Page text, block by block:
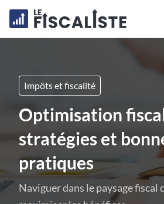
Impôts et fiscalité
Optimisation
stratégies et
pratiques
Naviguer dans le paysage fiscal